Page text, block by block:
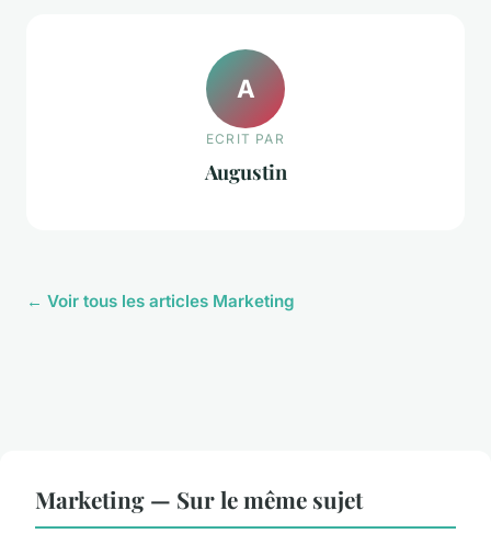
A
ECRIT PAR
Augustin
← Voir tous les articles Marketing
Marketing — Sur le même sujet